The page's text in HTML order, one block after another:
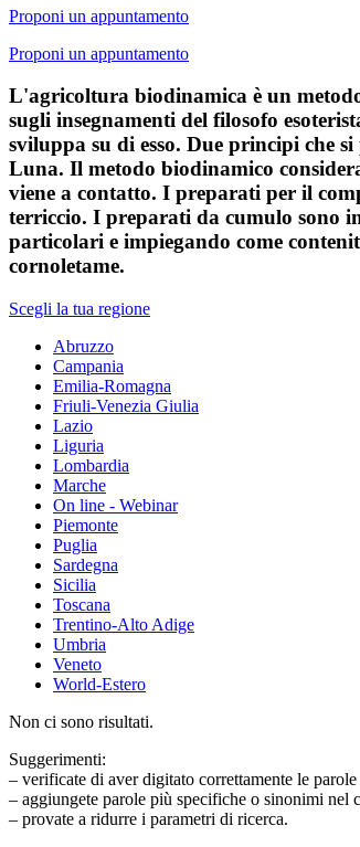
Proponi un appuntamento
Proponi un appuntamento
L'agricoltura biodinamica è un
sugli insegnamenti del filosofo
sviluppa su di esso. Due principi che
Luna. Il metodo biodinamico
viene a contatto. I preparati per il
terriccio. I preparati da cumulo sono
particolari e impiegando come
cornoletame.
Scegli la tua regione
Abruzzo
Campania
Emilia-Romagna
Friuli-Venezia Giulia
Lazio
Liguria
Lombardia
Marche
On line - Webinar
Piemonte
Puglia
Sardegna
Sicilia
Toscana
Trentino-Alto Adige
Umbria
Veneto
World-Estero
Non ci sono risultati.
Suggerimenti:
– verificate di aver digitato correttamente le
– aggiungete parole più specifiche o sinonimi nel
– provate a ridurre i parametri di ricerca.